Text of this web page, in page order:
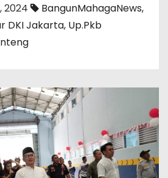
2024 BangunMahagaNews,
DKI Jakarta, Up.Pkb